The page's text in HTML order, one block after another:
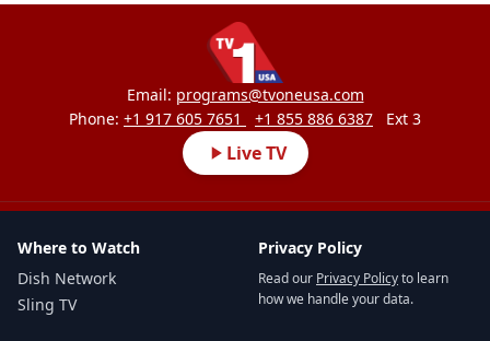
Email: programs@tvoneusa.com
Phone: +1 917 605 7651 +1 855 886 6387 Ext 3
Live TV
Where to Watch
Dish Network
Sling TV
Privacy Policy
Read our Privacy Policyto learn
how we handle your data.